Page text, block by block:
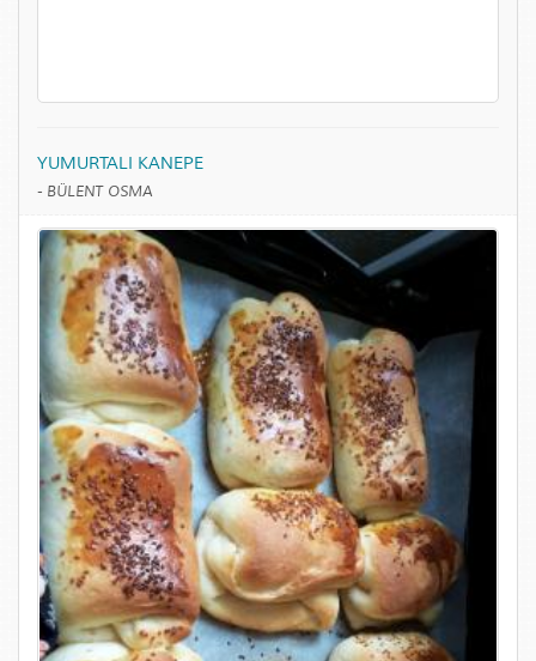
YUMURTALI KANEPE
- BÜLENT OSMA